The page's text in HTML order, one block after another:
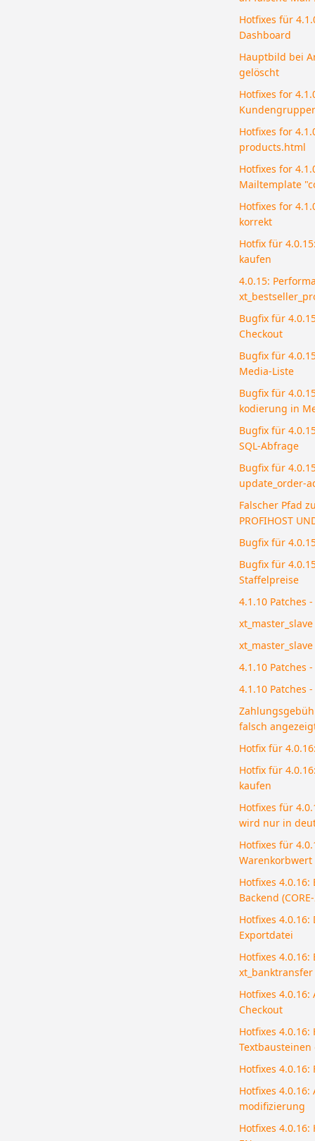
Hotfixes für
Dashboard
Hauptbild bei
gelöscht
Hotfixes for
Hotfixes for
products.html
Hotfixes for
Mailtemplate
Hotfixes for
korrekt
Hotfix für
kaufen
4.0.15:
Bugfix für
Checkout
Bugfix für
Media-Liste
Bugfix für
kodierung in
Bugfix für
SQL-Abfrage
Bugfix für
update_order-
Falscher Pfad
PROFIHOST
Bugfix für
Bugfix für
Staffelpreise
4.1.10 Patches
4.1.10 Patches
4.1.10 Patches
falsch
Hotfix für
Hotfix für
kaufen
Hotfixes für
wird nur in
Hotfixes für
Hotfixes
Backend
Hotfixes
Exportdatei
Hotfixes
xt_banktransfer
Hotfixes
Checkout
Hotfixes
Textbausteinen
Hotfixes 4.0.16:
Hotfixes 4.0.16:
modifizierung
Hotfixes